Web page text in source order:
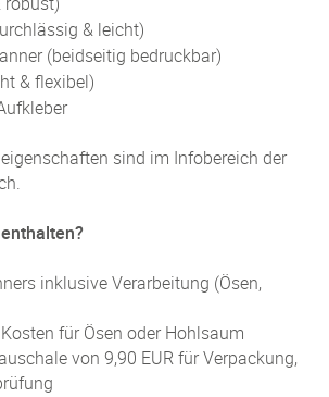
& leicht)
(beidseitig bedruckbar)
& flexibel)
sind im Infobereich der
inklusive Verarbeitung (Ösen,
für Ösen oder Hohlsaum
von 9,90 EUR für Verpackung,